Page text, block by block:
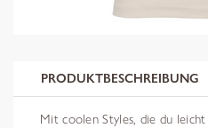
PRODUKTBESCHREIBUNG
Mit coolen Styles, die du